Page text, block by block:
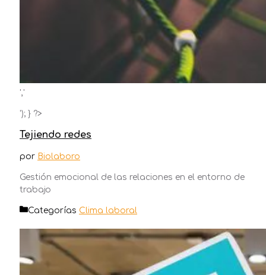
','
'); } ?>
Tejiendo redes
por Biolaboro
Gestión emocional de las relaciones en el entorno de
trabajo
Categorías Clima laboral